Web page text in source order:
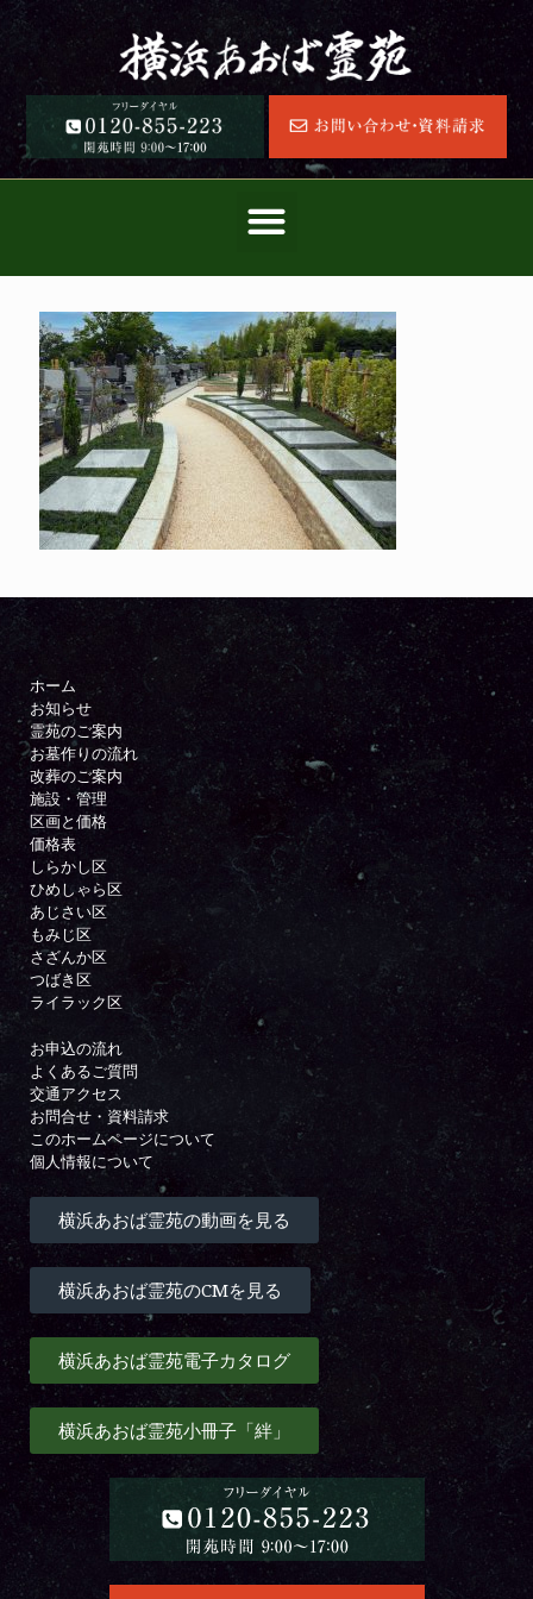
ホーム
お知らせ
霊苑のご案内
お墓作りの流れ
改葬のご案内
施設・管理
区画と価格
価格表
しらかし区
ひめしゃら区
あじさい区
もみじ区
さざんか区
つばき区
ライラック区
お申込の流れ
よくあるご質問
交通アクセス
お問合せ・資料請求
このホームページについて
個人情報について
横浜あおば霊苑の動画を見る
横浜あおば霊苑のCMを見る
横浜あおば霊苑電子カタログ
横浜あおば霊苑小冊子「絆」